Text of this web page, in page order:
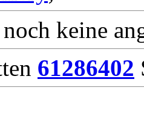
;
keine
61286402